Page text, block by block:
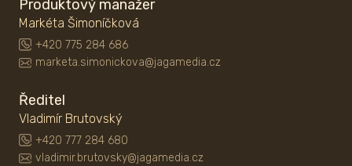
Produktový manažer
Markéta Šimoníčková
+420 775 284 686
marketa.simonickova@jagamedia.cz
Ředitel
Vladimír Brutovský
+420 777 284 680
vladimir.brutovsky@jagamedia.cz